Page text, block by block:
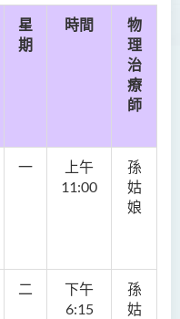
星
期
時間
物
理
治
療
師
一
上午
11:00
孫
姑
娘
二
下午
6:15
孫
姑